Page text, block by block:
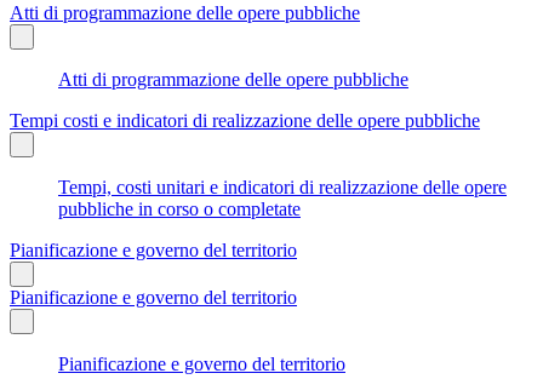
Atti di programmazione delle opere pubbliche
Atti di programmazione delle opere pubbliche
Tempi costi e indicatori di realizzazione delle opere pubbliche
Tempi, costi unitari e indicatori di realizzazione delle opere
pubbliche in corso o completate
Pianificazione e governo del territorio
Pianificazione e governo del territorio
Pianificazione e governo del territorio